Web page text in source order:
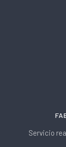
Servicio